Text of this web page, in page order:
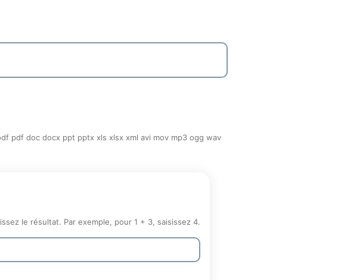
pdf doc docx ppt pptx xls xlsx xml avi mov mp3 ogg wav
le résultat. Par exemple, pour 1 + 3, saisissez 4.